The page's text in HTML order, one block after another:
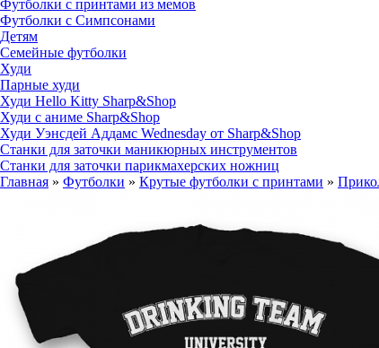
Футболки с принтами из мемов
Футболки с Симпсонами
Детям
Семейные футболки
Худи
Парные худи
Худи Hello Kitty Sharp&Shop
Худи с аниме Sharp&Shop
Худи Уэнсдей Аддамс Wednesday от Sharp&Shop
Станки для заточки маникюрных инструментов
Станки для заточки парикмахерских ножниц
Главная » Футболки » Крутые футболки с принтами »